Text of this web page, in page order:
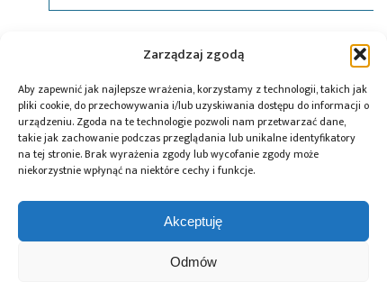
Zarządzaj zgodą
Aby zapewnić jak najlepsze wrażenia, korzystamy z technologii, takich jak
pliki cookie, do przechowywania i/lub uzyskiwania dostępu do informacji o
urządzeniu. Zgoda na te technologie pozwoli nam przetwarzać dane,
takie jak zachowanie podczas przeglądania lub unikalne identyfikatory
na tej stronie. Brak wyrażenia zgody lub wycofanie zgody może
niekorzystnie wpłynąć na niektóre cechy i funkcje.
Akceptuję
Odmów
,BYD,BYD Energy Storage
, MC Cube-T ESS
Electricity Company
Przeczytaj również:
Baterie w 2025